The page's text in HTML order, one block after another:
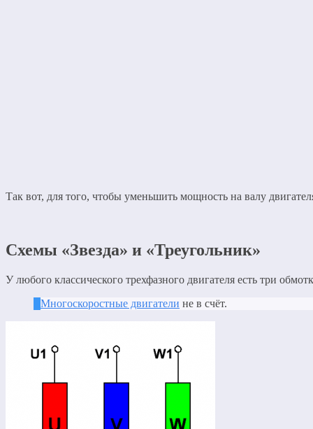
Так вот, для того, чтобы уменьшить мощность на валу
Схемы «Звезда» и «Треугольник»
У любого классического трехфазного двигателя есть три
Многоскоростные двигатели не в счёт.